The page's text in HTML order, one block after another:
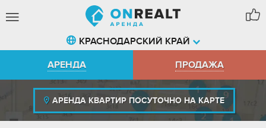
КРАСНОДАРСКИЙ КРАЙ
АРЕНДА
ПРОДАЖА
АРЕНДА КВАРТИР ПОСУТОЧНО НА КАРТЕ